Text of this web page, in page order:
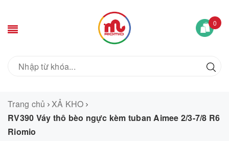
0
Trang chủ
XẢ KHO
RV390 Váy thô bèo ngực kèm tuban Aimee 2/3-7/8 R6
Riomio